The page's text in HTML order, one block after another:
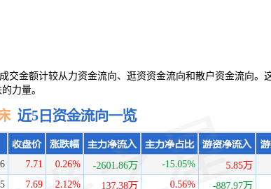
金额计较从力资金流向、逛资资金流向和散户资金流向。
力量。